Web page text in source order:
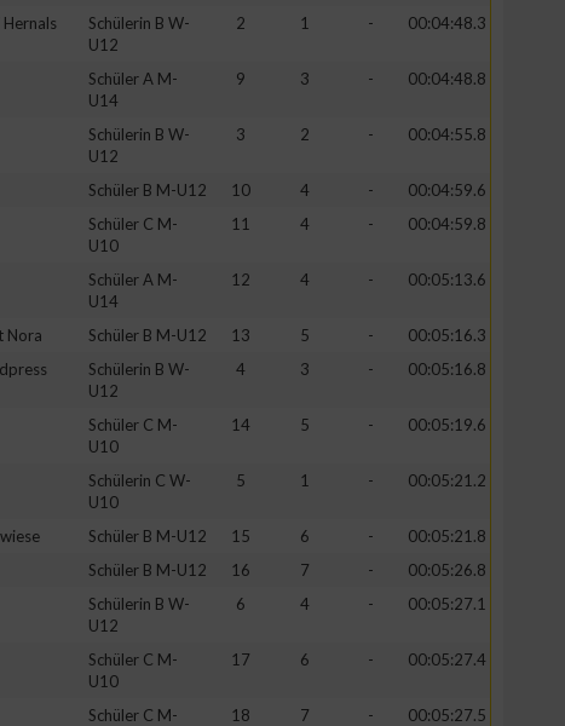
Schülerin B W-
U12
2 1 - 00:04:48.3
Schüler A M-
U14
9 3 - 00:04:48.8
Schülerin B W-
U12
3 2 - 00:04:55.8
Schüler B M-U12 10 4 -
00:04:59.6
Schüler C M-
U10
11 4 - 00:04:59.8
Schüler A M-
U14
12 4 - 00:05:13.6
Nora Schüler B M-U12 13 5 -
00:05:16.3
Schülerin B W-
U12
4 3 - 00:05:16.8
Schüler C M-
U10
14 5 - 00:05:19.6
Schülerin C W-
U10
5 1 - 00:05:21.2
Schüler B M-U12 15 6 -
00:05:21.8
Schüler B M-U12 16 7 -
00:05:26.8
Schülerin B W-
U12
6 4 - 00:05:27.1
Schüler C M-
U10
17 6 - 00:05:27.4
Schüler C M-
18 7 - 00:05:27.5